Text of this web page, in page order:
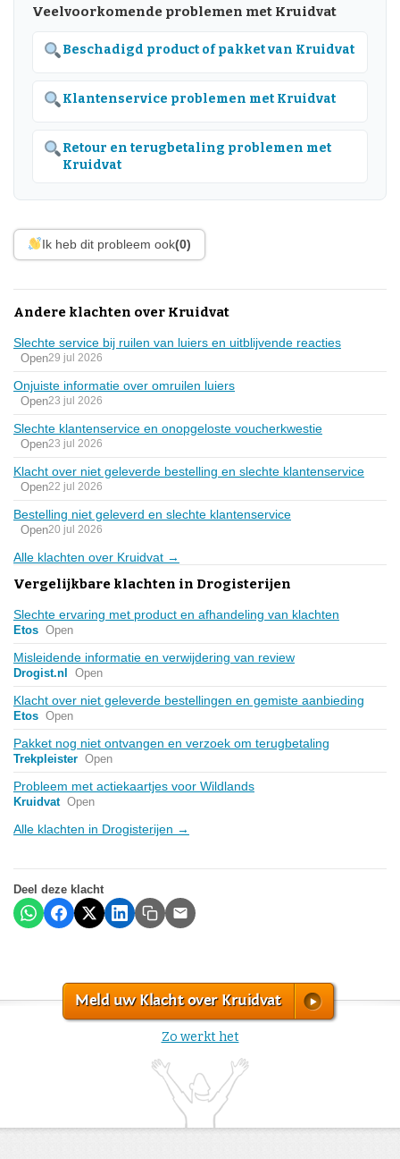
Veelvoorkomende problemen met Kruidvat
Beschadigd product of pakket van Kruidvat
Klantenservice problemen met Kruidvat
Retour en terugbetaling problemen met
Kruidvat
Ik heb dit probleem ook(0)
Andere klachten over Kruidvat
Slechte service bij ruilen van luiers en uitblijvende reacties
Open29 jul 2026
Onjuiste informatie over omruilen luiers
Open23 jul 2026
Slechte klantenservice en onopgeloste voucherkwestie
Open23 jul 2026
Klacht over niet geleverde bestelling en slechte klantenservice
Open22 jul 2026
Bestelling niet geleverd en slechte klantenservice
Open20 jul 2026
Alle klachten over Kruidvat →
Vergelijkbare klachten in Drogisterijen
Slechte ervaring met product en afhandeling van klachten
Etos Open
Misleidende informatie en verwijdering van review
Drogist.nl Open
Klacht over niet geleverde bestellingen en gemiste aanbieding
Etos Open
Pakket nog niet ontvangen en verzoek om terugbetaling
Trekpleister Open
Probleem met actiekaartjes voor Wildlands
Kruidvat Open
Alle klachten in Drogisterijen →
Deel deze klacht
Meld uw Klacht over Kruidvat
Zo werkt het